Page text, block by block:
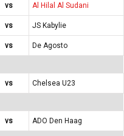
vs
Al Hilal Al Sudani
vs
JS Kabylie
vs De Agosto
vs Chelsea U23
vs ADO Den Haag